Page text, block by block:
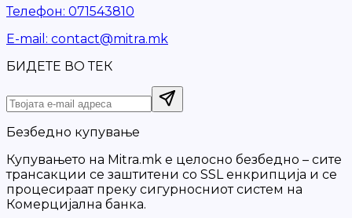
Телефон: 071543810
Е-mail : contact@mitra.mk
БИДЕТЕ ВО ТЕК
Безбедно купување
Купувањето на Mitra.mk е целосно безбедно – сите
трансакции се заштитени со SSL енкрипција и се
процесираат преку сигурносниот систем на
Комерцијална банка.